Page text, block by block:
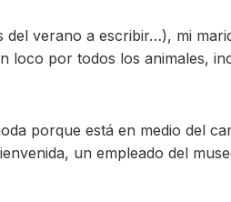
verano a escribir…), mi
por todos los animales,
porque está en medio del
un empleado del